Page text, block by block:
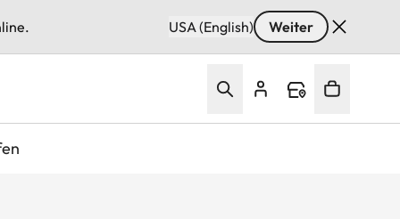
USA (English) Weiter